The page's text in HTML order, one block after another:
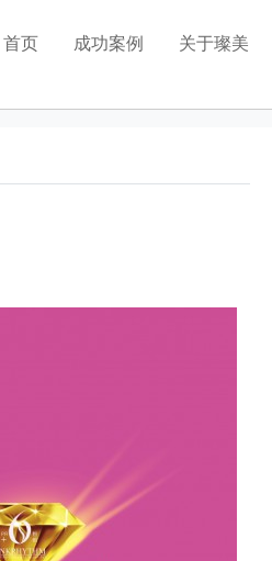
首页 成功案例
LOGO设计
海报设计
画册设计
广告摄影
关于璨美